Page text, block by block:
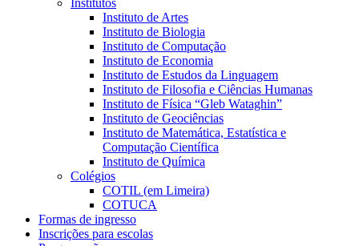
Instituto de Artes
Instituto de Biologia
Instituto de Computação
Instituto de Economia
Instituto de Estudos da Linguagem
Instituto de Filosofia e Ciências Humanas
Instituto de Física “Gleb Wataghin”
Instituto de Geociências
Instituto de Matemática, Estatística e
Computação Científica
Instituto de Química
Colégios
COTIL (em Limeira)
COTUCA
Formas de ingresso
Inscrições para escolas